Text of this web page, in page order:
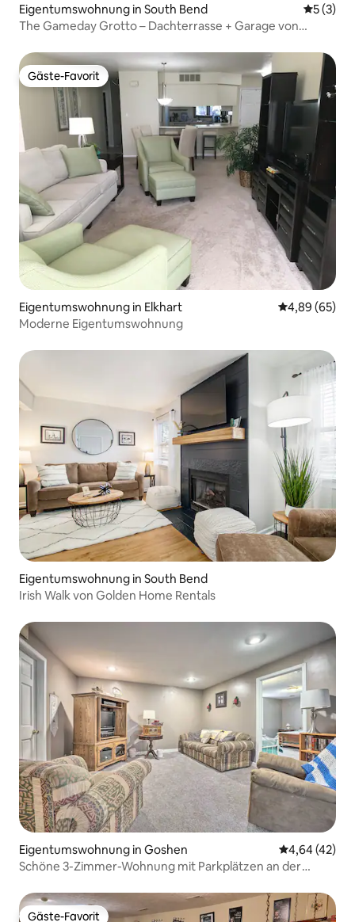
Eigentumswohnung in South Bend
5 (3)
The Gameday Grotto – Dachterrasse + Garage von
Gäste-Favorit
Gäste-Favorit
Eigentumswohnung in Elkhart
4,89 (65)
Moderne Eigentumswohnung
Eigentumswohnung in South Bend
Irish Walk von Golden Home Rentals
Eigentumswohnung in Goshen
4,64 (42)
Schöne 3-Zimmer-Wohnung mit Parkplätzen an der
Gäste-Favorit